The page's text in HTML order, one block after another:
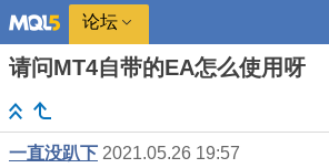
论坛
请问MT4自带的EA怎么使用呀
一直没趴下 2021.05.26 19:57